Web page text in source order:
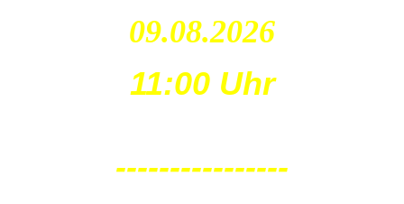
09.08.2026
11:00 Uhr
----------------